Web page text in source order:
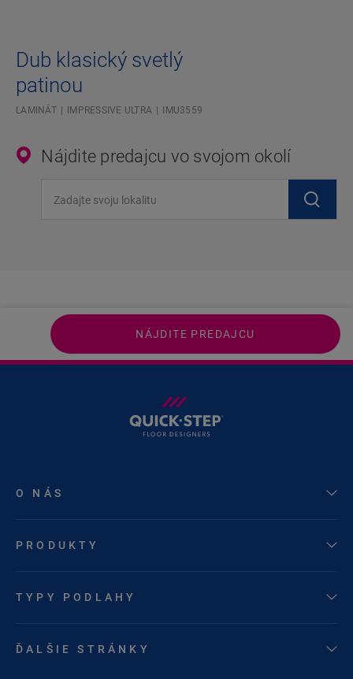
Dub klasický svetlý
patinou
LAMINÁT IMPRESSIVE ULTRA IMU3559
Nájdite predajcu vo svojom okolí
NÁJDITE PREDAJCU
O NÁS
PRODUKTY
TYPY PODLAHY
ĎALŠIE STRÁNKY